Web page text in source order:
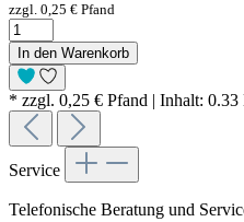
zzgl. 0,25 € Pfand
In den Warenkorb
* zzgl. 0,25 € Pfand | Inhalt:
Service
Telefonische Beratung und